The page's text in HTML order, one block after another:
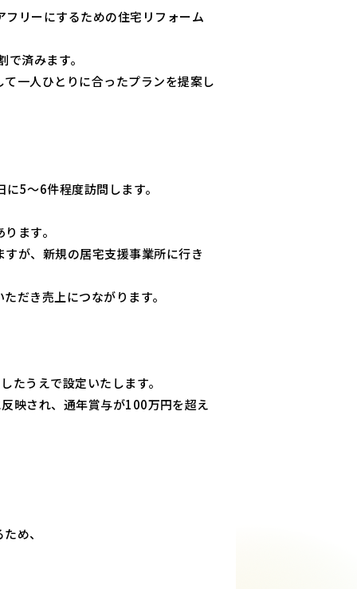
リーにするための住宅リフォーム
済みます。
一人ひとりに合ったプランを提案し
5～6件程度訪問します。
ます。
が、新規の居宅支援事業所に行き
だき売上につながります。
たうえで設定いたします。
映され、通年賞与が100万円を超え
め、